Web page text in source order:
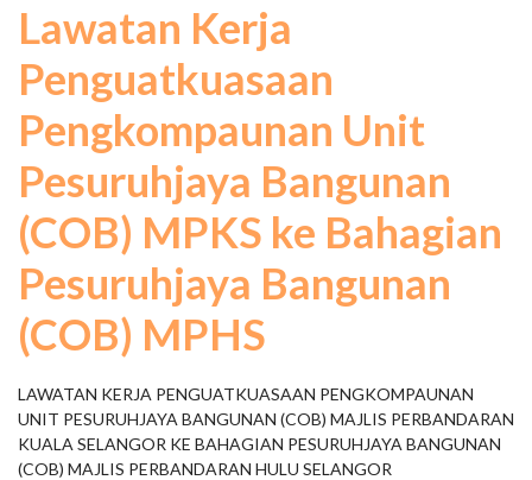
Lawatan Kerja
Penguatkuasaan
Pengkompaunan Unit
Pesuruhjaya Bangunan
(COB) MPKS ke Bahagian
Pesuruhjaya Bangunan
(COB) MPHS
LAWATAN KERJA PENGUATKUASAAN PENGKOMPAUNAN
UNIT PESURUHJAYA BANGUNAN (COB) MAJLIS PERBANDARAN
KUALA SELANGOR KE BAHAGIAN PESURUHJAYA BANGUNAN
(COB) MAJLIS PERBANDARAN HULU SELANGOR